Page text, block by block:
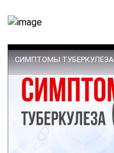
СИМПТОМЫ ТУБЕРКУЛЕЗА